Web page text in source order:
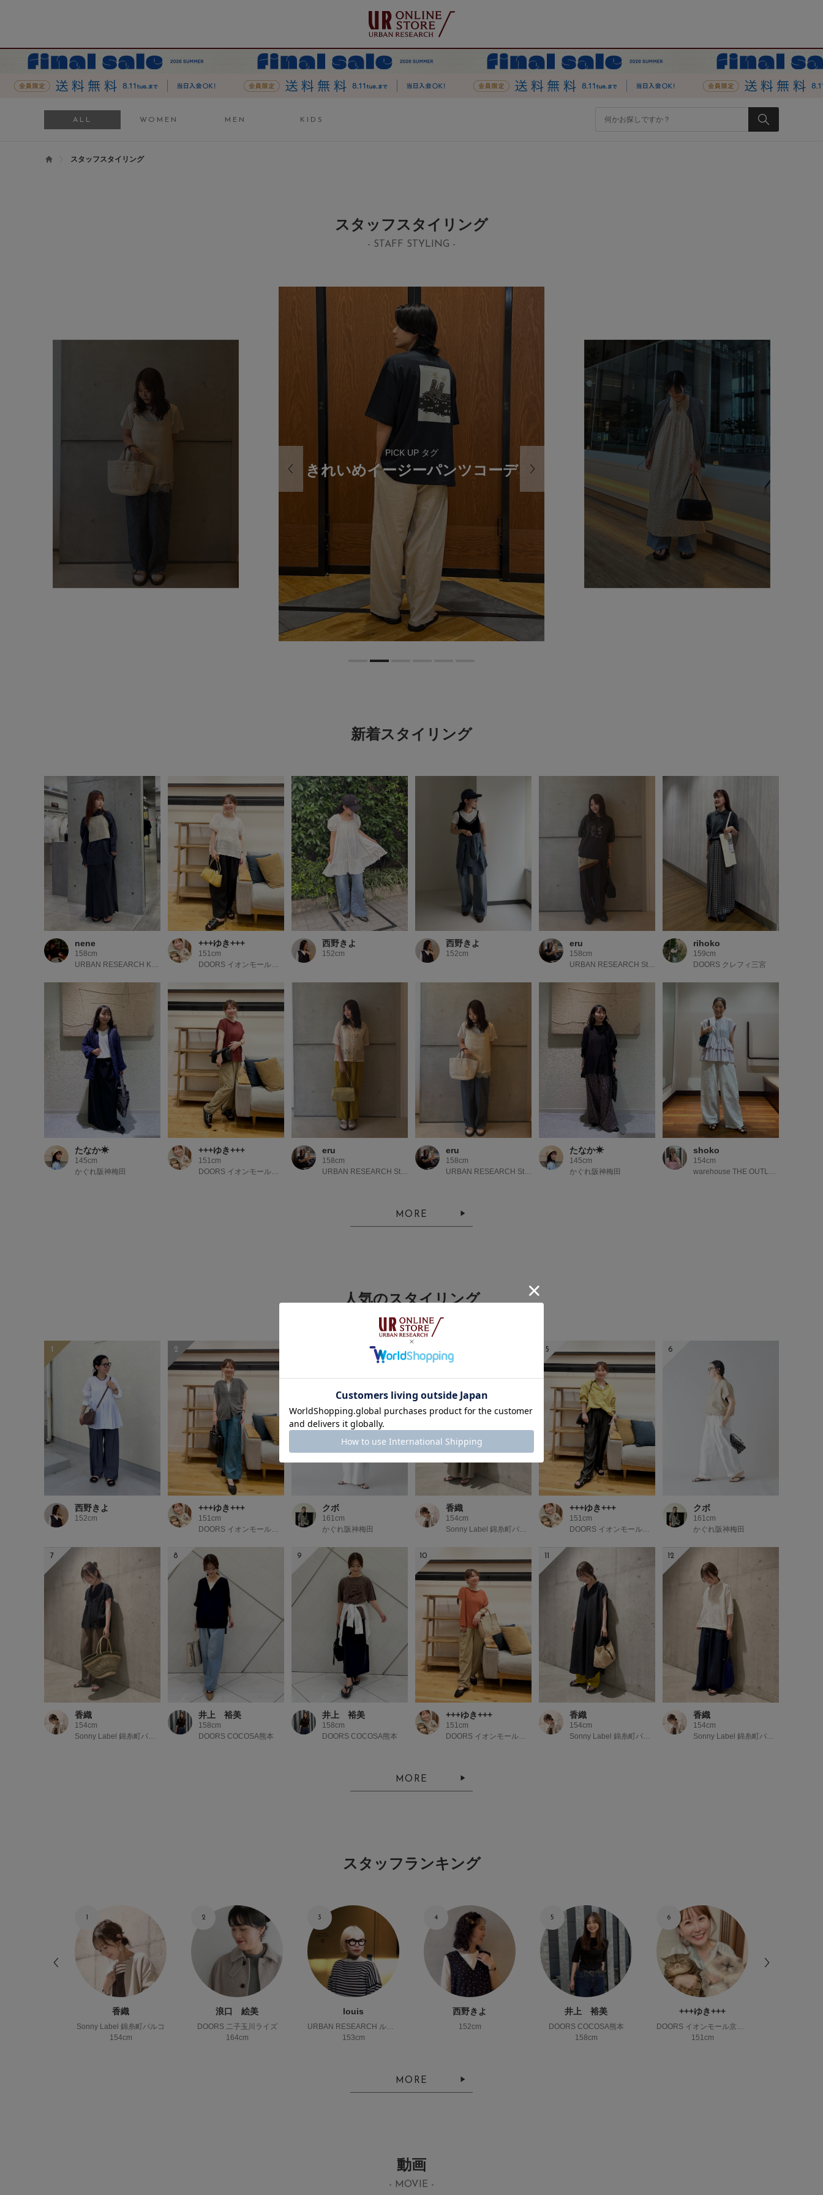
ALL WOMEN MEN KIDS
スタッフスタイリング
スタッフスタイリング
- STAFF STYLING -
PICK UP タグ
きれいめイージーパンツコーデ
新着スタイリング
nene
158cm
URBAN RESEARCH KYOTO
+++ゆき+++
151cm
DOORS イオンモール京都桂川
西野きよ
152cm
西野きよ
152cm
eru
158cm
URBAN RESEARCH Store ルクア大阪
rihoko
159cm
DOORS クレフィ三宮
たなか☀︎
145cm
かぐれ阪神梅田
+++ゆき+++
151cm
DOORS イオンモール京都桂川
eru
158cm
URBAN RESEARCH Store ルクア大阪
eru
158cm
URBAN RESEARCH Store ルクア大阪
たなか☀︎
145cm
かぐれ阪神梅田
shoko
154cm
warehouse THE OUTLETS HIROSHIMA
MORE
人気のスタイリング
1
西野きよ
152cm
2
+++ゆき+++
151cm
DOORS イオンモール京都桂川
クボ
161cm
かぐれ阪神梅田
香織
154cm
Sonny Label 錦糸町パルコ
5
+++ゆき+++
151cm
DOORS イオンモール京都桂川
6
クボ
161cm
かぐれ阪神梅田
7
香織
154cm
8
井上 裕美
158cm
DOORS COCOSA熊本
9
井上 裕美
158cm
DOORS COCOSA熊本
10
+++ゆき+++
151cm
香織
154cm
12
香織
154cm
MORE
スタッフランキング
1
香織
Sonny Label 錦糸町パルコ
154cm
2
浪口 絵美
DOORS 二子玉川ライズ
164cm
3
louis
153cm
4
西野きよ
152cm
5
井上 裕美
DOORS COCOSA熊本
158cm
6
+++ゆき+++
151cm
MORE
動画
- MOVIE -